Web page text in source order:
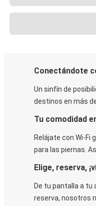
Conectándote
Un sinfín de
destinos en más
Tu comodidad
Relájate con Wi-Fi
para las piernas.
Elige, reserva,
De tu pantalla a tu
reserva, nosotros